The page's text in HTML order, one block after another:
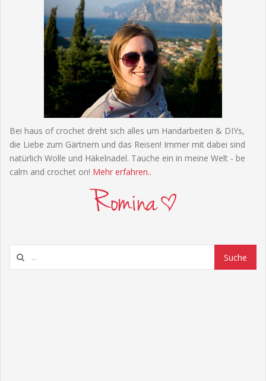
Bei haus of crochet dreht sich alles um Handarbeiten & DIYs,
die Liebe zum Gärtnern und das Reisen! Immer mit dabei sind
natürlich Wolle und Häkelnadel. Tauche ein in meine Welt - be
calm and crochet on! Mehr erfahren..
Suchen
Suche